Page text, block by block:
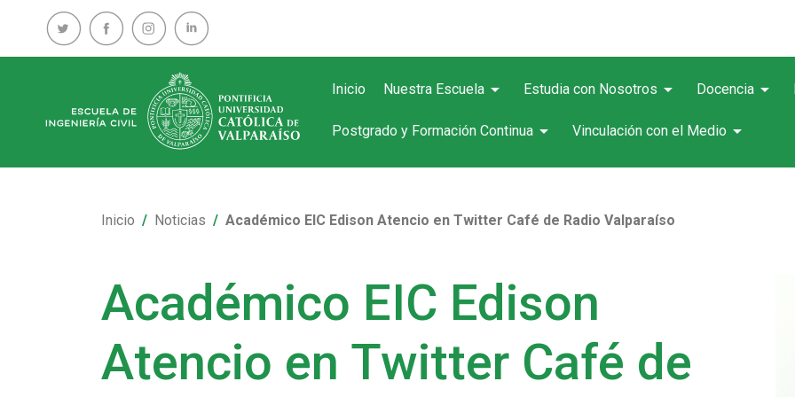
Inicio Nuestra Escuela arrow_drop_down Estudia con Nosotros arrow_drop_down Docencia arrow_drop_down
Postgrado y Formación Continua arrow_drop_down Vinculación con el Medio arrow_drop_down
Inicio Noticias Académico EIC Edison Atencio en Twitter Café de Radio Valparaíso
Académico EIC Edison
Atencio en Twitter Café de